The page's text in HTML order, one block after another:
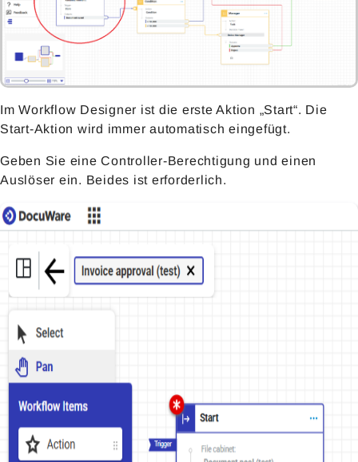
Im Workflow Designer ist die erste Aktion „Start“. Die
Start-Aktion wird immer automatisch eingefügt.
Geben Sie eine Controller-Berechtigung und einen
Auslöser ein. Beides ist erforderlich.